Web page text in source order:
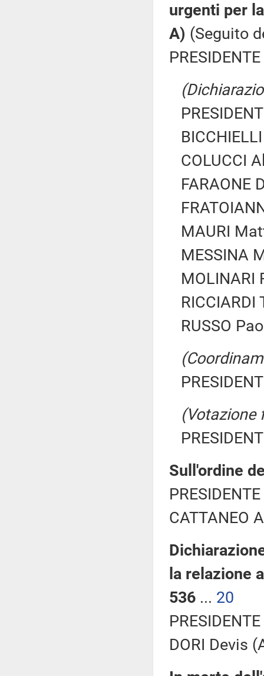
urgenti per
A) (Seguito
COLUCCI
FARAONE
MAURI
MESSINA
MOLINARI
RUSSO
(Votazione
Sull'ordine
CATTANEO
la relazione
536 ... 20
DORI Devis